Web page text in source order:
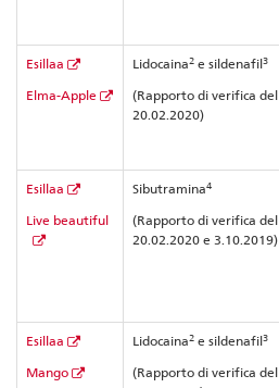
Esillaa
Elma-Apple
Lidocaina2 e sildenafil3
(Rapporto di verifica del
20.02.2020)
Esillaa
Live beautiful
Sibutramina4
(Rapporto di verifica del
20.02.2020 e 3.10.2019)
Esillaa
Mango
Lidocaina2 e sildenafil3
(Rapporto di verifica del